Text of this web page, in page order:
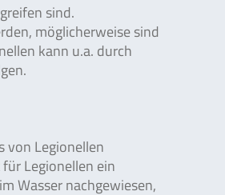
sind.
möglicherweise sind
kann u.a. durch
von Legionellen
für Legionellen ein
Wasser nachgewiesen,